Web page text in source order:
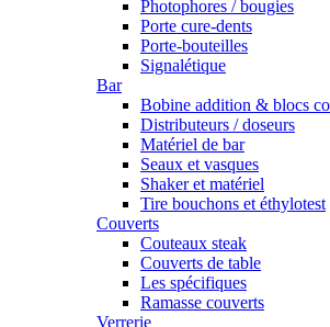
Photophores / bougies
Porte cure-dents
Porte-bouteilles
Signalétique
Bar
Bobine addition & blocs
Distributeurs / doseurs
Matériel de bar
Seaux et vasques
Shaker et matériel
Tire bouchons et éthylotest
Couverts
Couteaux steak
Couverts de table
Les spécifiques
Ramasse couverts
Verrerie